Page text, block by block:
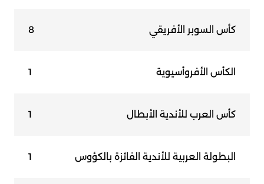
كأس السوبر الأفريقي 8
الكأس الأفروأسيوية 1
كأس العرب للأندية الأبطال 1
البطولة العربية للأندية الفائزة بالكؤوس 1